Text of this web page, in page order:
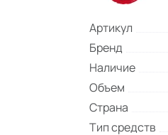
Артикул
Бренд
Наличие
Объем
Страна
Тип средств